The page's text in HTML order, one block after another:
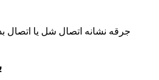
جرقه نشانه اتصال شل یا اتصال